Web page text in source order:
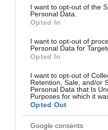
consent section.
I want to opt-out of the
Personal Data.
Opted In
I want to opt-out of
Personal Data for
Opted In
I want to opt-out of
Retention, Sale, and/or
Personal Data that Is
Purposes for which it
Opted Out
Google consents